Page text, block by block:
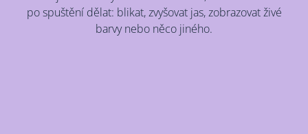
po spuštění dělat: blikat, zvyšovat jas, zobrazovat živé
barvy nebo něco jiného.